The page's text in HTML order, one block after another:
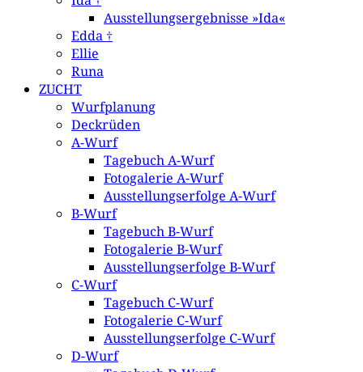
Ausstellungsergebnisse »Ida«
Edda †
Ellie
Runa
ZUCHT
Wurfplanung
Deckrüden
A-Wurf
Tagebuch A-Wurf
Fotogalerie A-Wurf
Ausstellungserfolge A-Wurf
B-Wurf
Tagebuch B-Wurf
Fotogalerie B-Wurf
Ausstellungserfolge B-Wurf
C-Wurf
Tagebuch C-Wurf
Fotogalerie C-Wurf
Ausstellungserfolge C-Wurf
D-Wurf